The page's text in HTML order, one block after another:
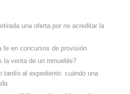
una oferta por no acreditar la
fe en concursos de provisión
la venta de un inmueble?
tardío al expediente: cuándo una